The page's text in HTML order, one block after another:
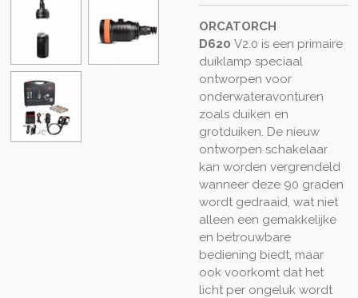
ORCATORCH
D620 V2.0 is een primaire
duiklamp speciaal
ontworpen voor
onderwateravonturen
zoals duiken en
grotduiken. De nieuw
ontworpen schakelaar
kan worden vergrendeld
wanneer deze 90 graden
wordt gedraaid, wat niet
alleen een gemakkelijke
en betrouwbare
bediening biedt, maar
ook voorkomt dat het
licht per ongeluk wordt